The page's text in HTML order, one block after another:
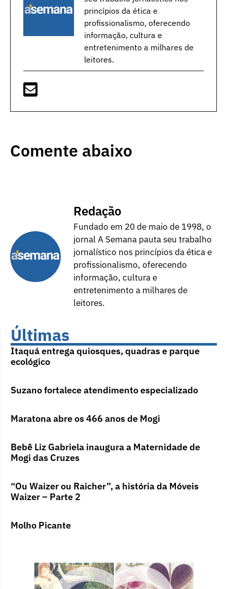
princípios da ética e
profissionalismo, oferecendo
informação, cultura e
entretenimento a milhares de
leitores.
Comente abaixo
Redação
Fundado em 20 de maio de 1998, o
jornal A Semana pauta seu trabalho
jornalístico nos princípios da ética e
profissionalismo, oferecendo
informação, cultura e
entretenimento a milhares de
leitores.
Últimas
Itaquá entrega quiosques, quadras e parque
ecológico
Suzano fortalece atendimento especializado
Maratona abre os 466 anos de Mogi
Bebê Liz Gabriela inaugura a Maternidade de
Mogi das Cruzes
“Ou Waizer ou Raicher”, a história da Móveis
Waizer – Parte 2
Molho Picante